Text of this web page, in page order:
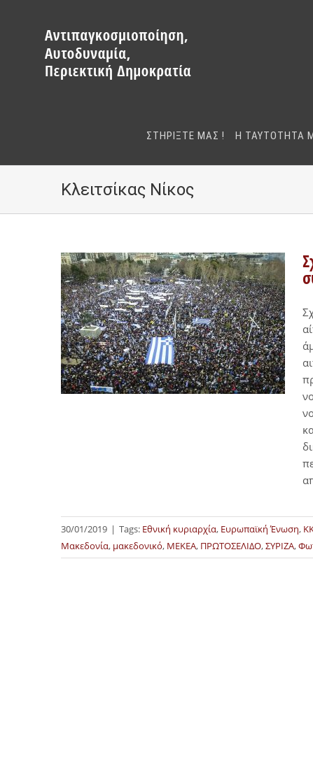
περιεχόμενο
ΣΤΗΡΙΞΤΕ ΜΑΣ ! Η ΤΑΥΤΟΤΗΤΑ
Κλειτσίκας Νίκος
30/01/2019 | Tags: Εθνική κυριαρχία, Ευρωπαϊκή Ένωση,
Μακεδονία, μακεδονικό, ΜΕΚΕΑ, ΠΡΩΤΟΣΕΛΙΔΟ,ΣΥΡΙΖΑ,